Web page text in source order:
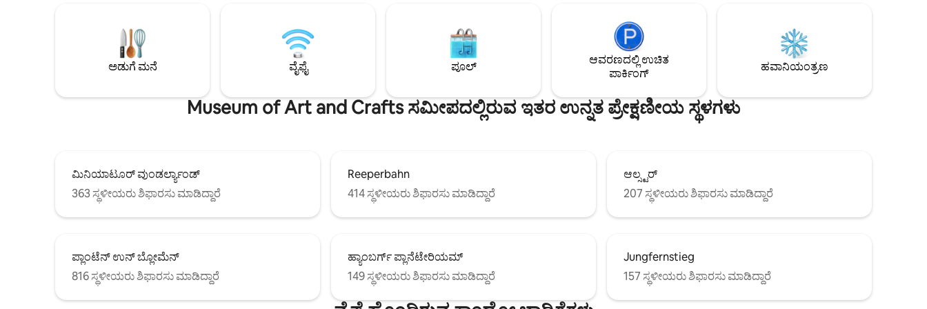
ಸೇವೆಗಳನ್ನು ಹೆಚ್ಚುವರಿ ವೆಚ್ಚದಲ್ಲಿ ಬುಕ್ ಮಾಡಬಹುದು.
ಬೆಡ್ ಲಿನೆನ್ ಮತ್ತು ಟವೆಲ್‌ಗಳನ್ನು ಸೇರಿಸಲಾಗಿದೆ.
ಪ್ರವೇಶವನ್ನು ಅನುಮತಿಸುತ್ತದೆ ಮತ್ತು ಹಾದುಹೋಗುವ
ಹಡಗುಗಳ ಭವ್ಯವಾದ ನೋಟಗಳನ್ನು ನೀಡುತ್ತದೆ.
ಹಲವಾರು ಬಾರ್‌ಗಳು ಮತ್ತು ರೆಸ್ಟೋರೆಂಟ್‌ಗಳಿವೆ.
ಅನೇಕ ಆಟದ ಮೈದಾನಗಳನ್ನು ಹೊಂದಿರುವ ಮಕ್ಕಳ
ಸ್ನೇಹಿ ಜಿಲ್ಲೆ.
ಅಡುಗೆ ಮನೆ ವೈಫೈ ಪೂಲ್
ಆವರಣದಲ್ಲಿ ಉಚಿತ
ಪಾರ್ಕಿಂಗ್
ಹವಾನಿಯಂತ್ರಣ
Museum of Art and Crafts ಸಮೀಪದಲ್ಲಿರುವ ಇತರ ಉನ್ನತ ಪ್ರೇಕ್ಷಣೀಯ ಸ್ಥಳಗಳು
ಮಿನಿಯಾಟೂರ್ ವುಂಡರ್ಲ್ಯಾಂಡ್
363 ಸ್ಥಳೀಯರು ಶಿಫಾರಸು ಮಾಡಿದ್ದಾರೆ
Reeperbahn
414 ಸ್ಥಳೀಯರು ಶಿಫಾರಸು ಮಾಡಿದ್ದಾರೆ
ಆಲ್ಸ್ಟರ್
207 ಸ್ಥಳೀಯರು ಶಿಫಾರಸು ಮಾಡಿದ್ದಾರೆ
ಪ್ಲಾಂಟೆನ್ ಉನ್ ಬ್ಲೋಮೆನ್
816 ಸ್ಥಳೀಯರು ಶಿಫಾರಸು ಮಾಡಿದ್ದಾರೆ
ಹ್ಯಾಂಬರ್ಗ್ ಪ್ಲಾನೆಟೇರಿಯಮ್
149 ಸ್ಥಳೀಯರು ಶಿಫಾರಸು ಮಾಡಿದ್ದಾರೆ
Jungfernstieg
157 ಸ್ಥಳೀಯರು ಶಿಫಾರಸು ಮಾಡಿದ್ದಾರೆ